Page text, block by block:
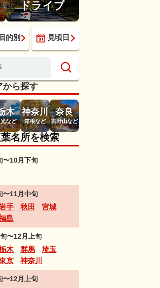
ドライブ
目的別 見頃日
から探す
木
など
神奈川
箱根など
奈良
吉野山など
名所を検索
〜10月下旬
〜11月中旬
手 秋田
宮城
島
〜12月上旬
木 群馬
埼玉
京 神奈川
〜12月上旬